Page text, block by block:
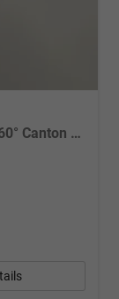
Sportline DSG 4x4 Sportl Matrix Nav 360° Canton ACC